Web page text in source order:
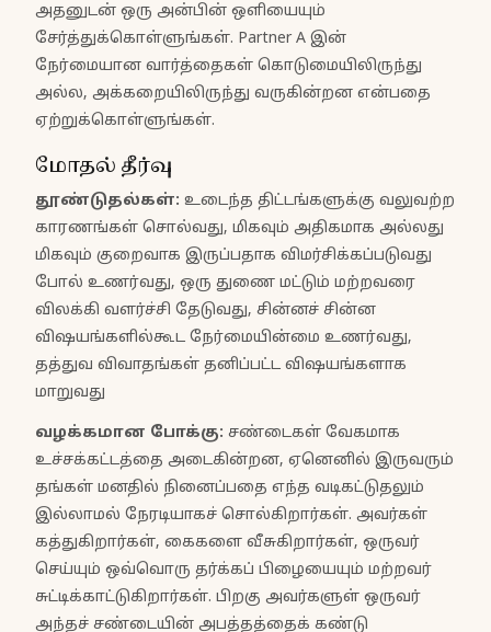
அதனுடன் ஒரு அன்பின் ஒளியையும்
சேர்த்துக்கொள்ளுங்கள். Partner A இன்
நேர்மையான வார்த்தைகள் கொடுமையிலிருந்து
அல்ல, அக்கறையிலிருந்து வருகின்றன என்பதை
ஏற்றுக்கொள்ளுங்கள்.
மோதல் தீர்வு
தூண்டுதல்கள்: உடைந்த திட்டங்களுக்கு வலுவற்ற
காரணங்கள் சொல்வது, மிகவும் அதிகமாக அல்லது
மிகவும் குறைவாக இருப்பதாக விமர்சிக்கப்படுவது
போல் உணர்வது, ஒரு துணை மட்டும் மற்றவரை
விலக்கி வளர்ச்சி தேடுவது, சின்னச் சின்ன
விஷயங்களில்கூட நேர்மையின்மை உணர்வது,
தத்துவ விவாதங்கள் தனிப்பட்ட விஷயங்களாக
மாறுவது
வழக்கமான போக்கு: சண்டைகள் வேகமாக
உச்சக்கட்டத்தை அடைகின்றன, ஏனெனில் இருவரும்
தங்கள் மனதில் நினைப்பதை எந்த வடிகட்டுதலும்
இல்லாமல் நேரடியாகச் சொல்கிறார்கள். அவர்கள்
கத்துகிறார்கள், கைகளை வீசுகிறார்கள், ஒருவர்
செய்யும் ஒவ்வொரு தர்க்கப் பிழையையும் மற்றவர்
சுட்டிக்காட்டுகிறார்கள். பிறகு அவர்களுள் ஒருவர்
அந்தச் சண்டையின் அபத்தத்தைக் கண்டு